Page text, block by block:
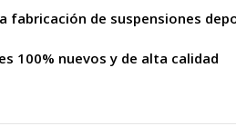
fabricación de suspensiones
100% nuevos y de alta calidad